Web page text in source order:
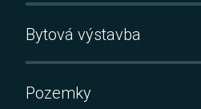
Bytová výstavba
Pozemky